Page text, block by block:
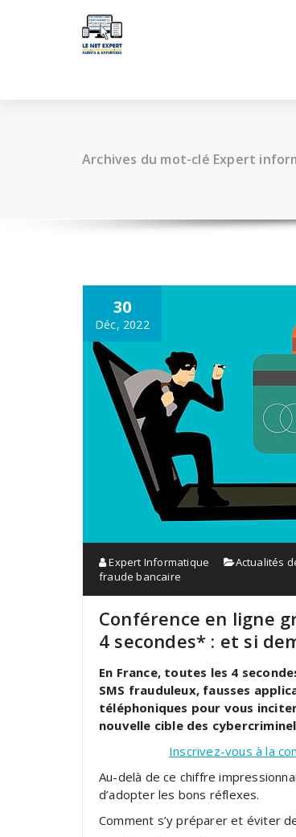
Archives du mot-clé Expert
30
Déc, 2022
Expert Informatique Actualités
fraude bancaire
Conférence en ligne
4 secondes* : et si
En France, toutes les 4
SMS frauduleux, fausses
téléphoniques pour vous
nouvelle cible des
Inscrivez-vous à la
Au-delà de ce chiffre
d’adopter les bons réflexes.
Comment s’y préparer et éviter